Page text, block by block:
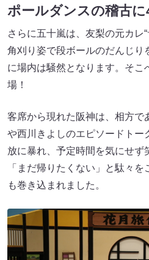
ポールダンスの稽古に
さらに五十嵐は、友梨の元カレ“
角刈り姿で段ボールのだんじり
に場内は騒然となります。そこ
場！
客席から現れた阪神は、相方で
や西川きよしのエピソードトー
放に暴れ、予定時間を気にせず
「まだ帰りたくない」と駄々
も巻き込まれました。